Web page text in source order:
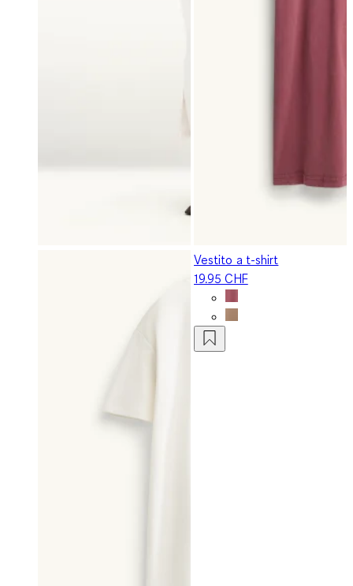
Vestito a t-shirt
19.95 CHF